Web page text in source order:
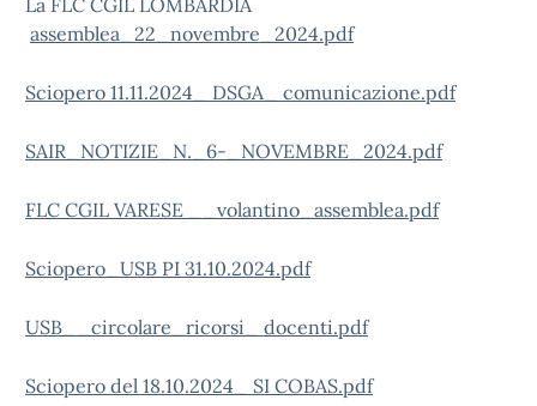
La FLC CGIL LOMBARDIA
assemblea_22_novembre_2024.pdf
Sciopero 11.11.2024_ DSGA_ comunicazione.pdf
SAIR_NOTIZIE_N._6-_NOVEMBRE_2024.pdf
FLC CGIL VARESE __volantino_assemblea.pdf
Sciopero_USB PI 31.10.2024.pdf
USB__circolare_ricorsi_ docenti.pdf
Sciopero del 18.10.2024_ SI COBAS.pdf